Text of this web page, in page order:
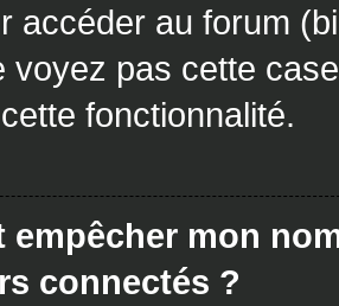
accéder au forum
voyez pas cette
fonctionnalité.
empêcher mon
connectés ?